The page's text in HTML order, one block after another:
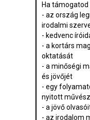
Ha
- az ország
irodalmi
- kedvenc
- a kortárs
oktatását
- a minőségi
és jövőjét
- egy
nyitott
- a jövő
- az irodalom